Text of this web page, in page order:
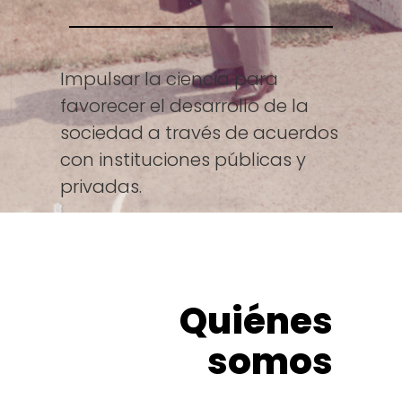
Impulsar la ciencia para
favorecer el desarrollo de la
sociedad a través de acuerdos
con instituciones públicas y
privadas.
Quiénes
somos